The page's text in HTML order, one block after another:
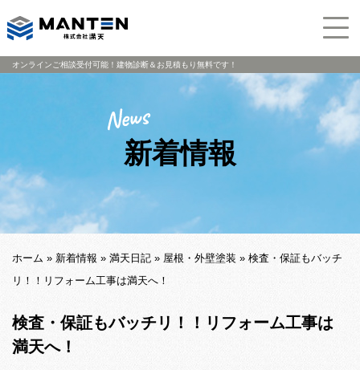
オンラインご相談受付可能！建物診断＆お見積もり無料です！
新着情報
ホーム » 新着情報 » 満天日記 » 屋根・外壁塗装 » 検査・保証もバッチ
リ！！リフォーム工事は満天へ！
検査・保証もバッチリ！！リフォーム工事は
満天へ！